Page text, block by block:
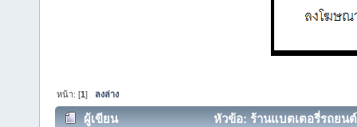
หน้า: [1] ลงล่าง
ผู้เขียน หัวข้อ: ร้านแบตเตอรี่รถยน